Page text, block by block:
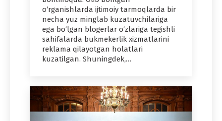
o‘rganishlarda ijtimoiy tarmoqlarda bir
necha yuz minglab kuzatuvchilariga
ega bo‘lgan blogerlar o‘zlariga tegishli
sahifalarda bukmekerlik xizmatlarini
reklama qilayotgan holatlari
kuzatilgan. Shuningdek,…